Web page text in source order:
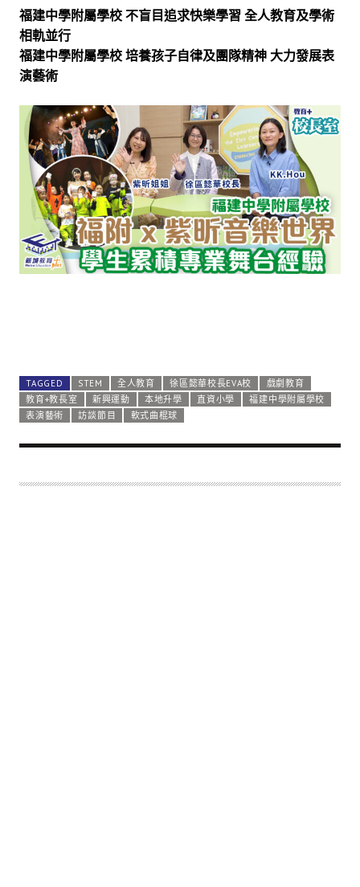
福建中學附屬學校 不盲目追求快樂學習 全人教育及學術
相軌並行
福建中學附屬學校 培養孩子自律及團隊精神 大力發展表
演藝術
TAGGED STEM 全人教育 徐區懿華校長EVA校
戲劇教育
教育+教長室
新興運動 本地升學 直資小學
福建中學附屬學校
表演藝術
訪談節目 軟式曲棍球